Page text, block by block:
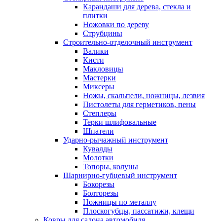
Карандаши для дерева, стекла и
плитки
Ножовки по дереву
Струбцины
Строительно-отделочный инструмент
Валики
Кисти
Макловицы
Мастерки
Миксеры
Ножы, скальпели, ножницы, лезвия
Пистолеты для герметиков, пены
Степлеры
Терки шлифовальные
Шпатели
Ударно-рычажный инструмент
Кувалды
Молотки
Топоры, колуны
Шарнирно-губцевый инструмент
Бокорезы
Болторезы
Ножницы по металлу
Плоскогубцы, пассатижи, клещи